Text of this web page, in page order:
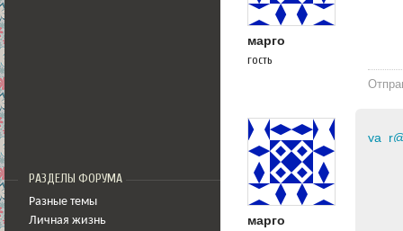
РАЗДЕЛЫ ФОРУМА
Разные темы
Личная жизнь
марго
гость
марго